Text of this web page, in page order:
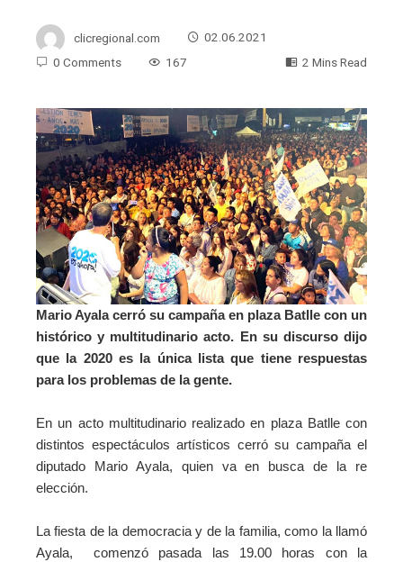
clicregional.com
02.06.2021
0 Comments
167 2 Mins Read
Mario Ayala cerró su campaña en plaza Batlle con un
histórico y multitudinarioacto. En su discurso dijo
que la 2020 es la única lista que tiene respuestas
para los problemas de la gente.
En un acto multitudinario realizado en plaza Batlle con
distintos espectáculos artísticos cerró su campaña el
diputado Mario Ayala, quien va en busca de la re
elección.
La fiesta de la democracia y de la familia, como la llamó
Ayala, comenzó pasada las 19.00 horas con la